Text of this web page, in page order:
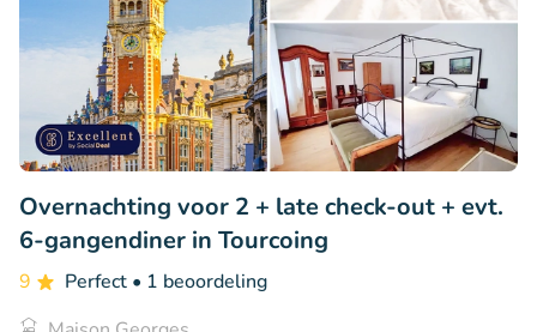
Overnachting voor 2 + late check-out + evt.
6-gangendiner in Tourcoing
9 Perfect • 1 beoordeling